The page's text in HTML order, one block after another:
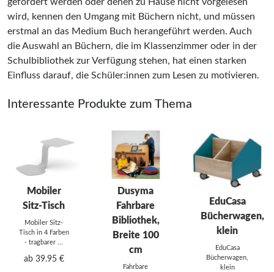
wird, kennen den Umgang mit Büchern nicht, und müssen
erstmal an das Medium Buch herangeführt werden. Auch
die Auswahl an Büchern, die im Klassenzimmer oder in der
Schulbibliothek zur Verfügung stehen, hat einen starken
Einfluss darauf, die Schüler:innen zum Lesen zu motivieren.
Interessante Produkte zum Thema
Mobiler
Sitz-Tisch
Mobiler Sitz-
Tisch in 4 Farben
- tragbarer ...
ab 39.95 €
Dusyma
Fahrbare
Bibliothek,
Breite 100
cm
Fahrbare
EduCasa
Bücherwagen,
klein
EduCasa
Bücherwagen,
klein